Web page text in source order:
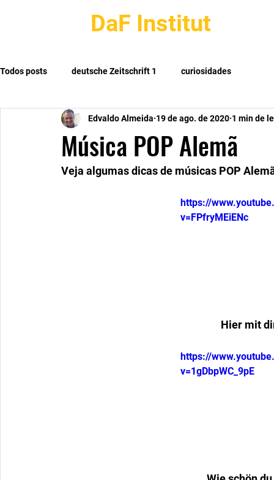
DaF Institut
Todos posts deutsche Zeitschrift 1 curiosidades
Música POP Alemã
Edvaldo Almeida 19 de ago. de 2020 1 min de
Veja algumas dicas de músicas POP
https://
v=FPfryMEiENc
Hier mit
https://
v=1gDbpWC_9pE